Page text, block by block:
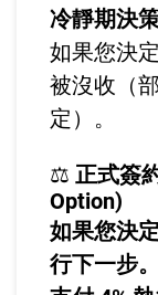
冷靜期決策
如果您決
被沒收（
定）。
⚖️ 正式簽
Option)
如果您決
行下一步。